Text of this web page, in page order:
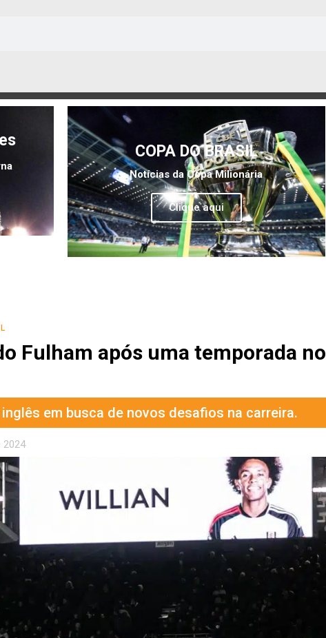
COPA DO BRASIL
Notícias da Copa Milionária
Clique aqui
Fulham após uma temporada no
em busca de novos desafios na carreira.
2024